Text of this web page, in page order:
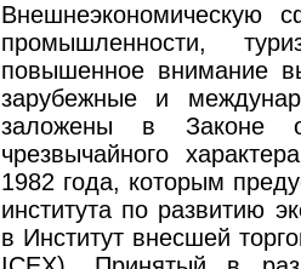
Внешнеэкономическую
промышленности,
повышенное внимание
зарубежные и
заложены в Законе о
чрезвычайного
1982 года, которым
института по развитию
в Институт внесшей